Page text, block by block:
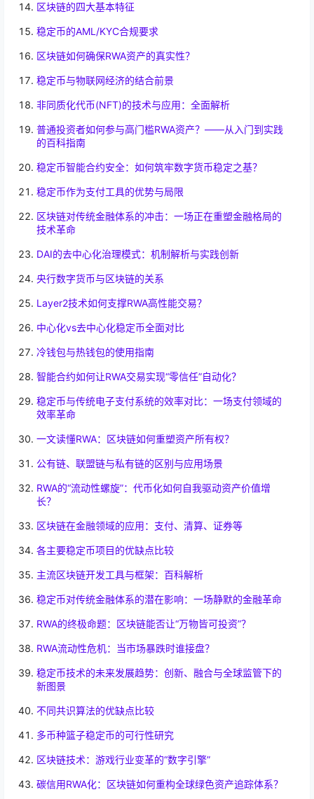
区块链的四大基本特征
稳定币的AML/KYC合规要求
区块链如何确保RWA资产的真实性？
稳定币与物联网经济的结合前景
非同质化代币(NFT)的技术与应用：全面解析
普通投资者如何参与高门槛RWA资产？——从入门到实践
的百科指南
稳定币智能合约安全：如何筑牢数字货币稳定之基？
稳定币作为支付工具的优势与局限
区块链对传统金融体系的冲击：一场正在重塑金融格局的
技术革命
DAI的去中心化治理模式：机制解析与实践创新
央行数字货币与区块链的关系
Layer2技术如何支撑RWA高性能交易？
中心化vs去中心化稳定币全面对比
冷钱包与热钱包的使用指南
智能合约如何让RWA交易实现“零信任”自动化？
稳定币与传统电子支付系统的效率对比：一场支付领域的
效率革命
一文读懂RWA：区块链如何重塑资产所有权？
公有链、联盟链与私有链的区别与应用场景
RWA的“流动性螺旋”：代币化如何自我驱动资产价值增
长？
区块链在金融领域的应用：支付、清算、证券等
各主要稳定币项目的优缺点比较
主流区块链开发工具与框架：百科解析
稳定币对传统金融体系的潜在影响：一场静默的金融革命
RWA的终极命题：区块链能否让“万物皆可投资”？
RWA流动性危机：当市场暴跌时谁接盘？
稳定币技术的未来发展趋势：创新、融合与全球监管下的
新图景
不同共识算法的优缺点比较
多币种篮子稳定币的可行性研究
区块链技术：游戏行业变革的“数字引擎”
碳信用RWA化：区块链如何重构全球绿色资产追踪体系？